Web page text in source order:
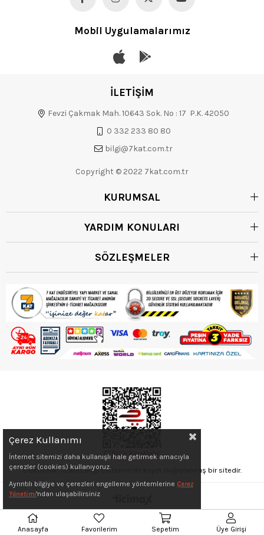
Mobil Uygulamalarımız
İLETİŞİM
Fevzi Çakmak Mah. 10643 Sok. No : 17 P.K. 42050
0 332 233 80 80
bilgi@7kat.com.tr
Copyright © 2022 7kat.com.tr
KURUMSAL
YARDIM KONULARI
SÖZLEŞMELER
Elektronik Ticaret Bilgi Sistemin'de kaydı doğrulanmış bir sitedir.
Çerez Kullanımı
İnternet sitemizi daha kullanışlı hale getirmek amacıyla
çerezler (cookies) kullanıyoruz.
Ayrıntılı bilgiye ve çerezleri engelleme yöntemlerine Çerez
Yönetimi'ndan ulaşabilirsiniz
Anasayfa Favorilerim Sepetim Üye Girişi